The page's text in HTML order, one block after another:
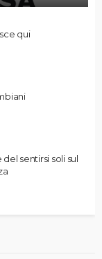
qui
sentirsi soli sul